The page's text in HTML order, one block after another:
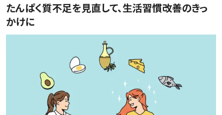
たんぱく質不足を見直して、生活習慣改善のきっ
かけに